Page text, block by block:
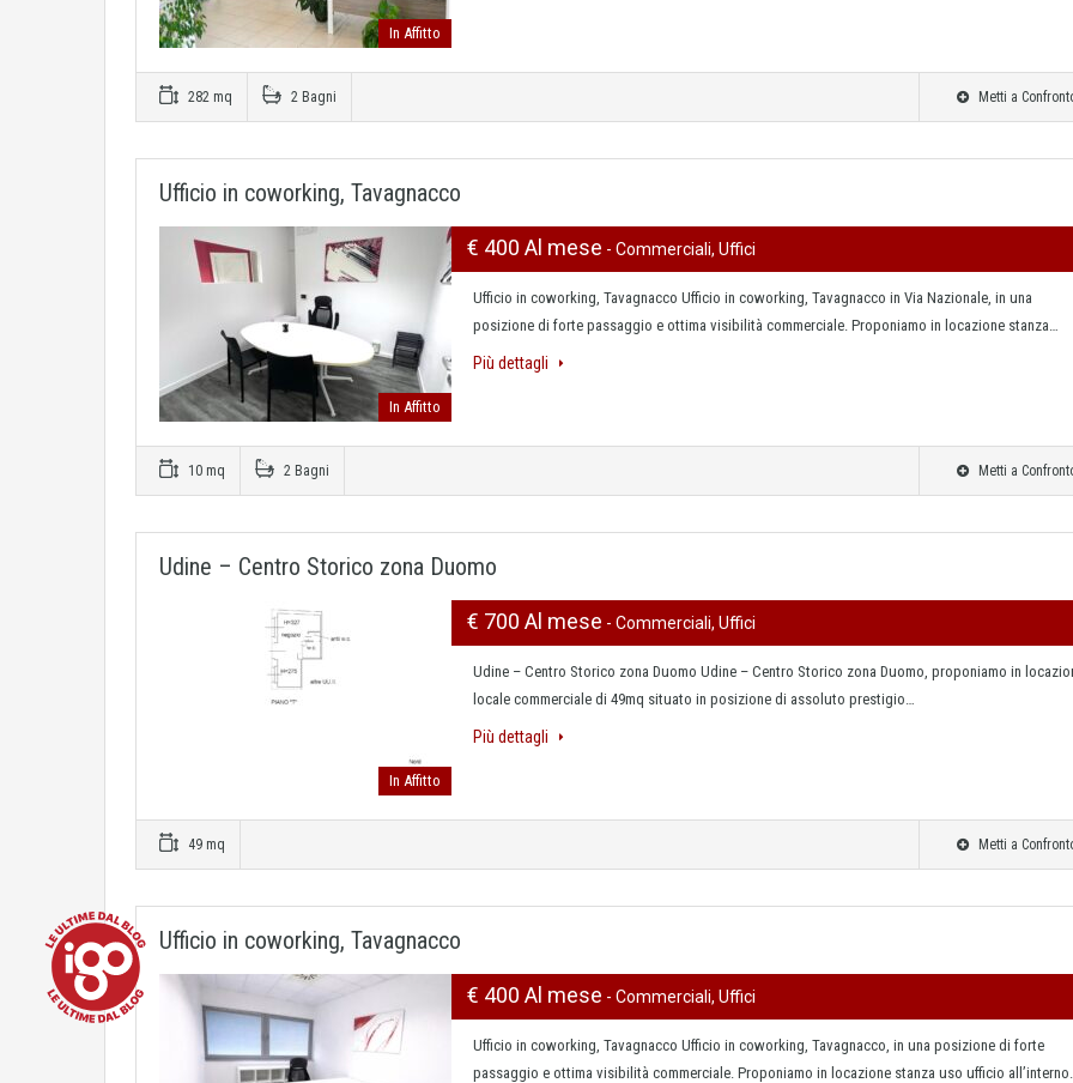
In Affitto
282 mq 2 Bagni Metti a
Ufficio in coworking, Tavagnacco
In Affitto
€ 400 Al mese - Commerciali, Uffici
Ufficio in coworking, Tavagnacco Ufficio in coworking, Tavagnacco in Via Nazionale, in una
posizione di forte passaggio e ottima visibilità commerciale. Proponiamo in locazione stanza…
Più dettagli
10 mq 2 Bagni Metti a
Udine – Centro Storico zona Duomo
In Affitto
€ 700 Al mese - Commerciali, Uffici
Udine – Centro Storico zona Duomo Udine – Centro Storico zona Duomo, proponiamo in
locale commerciale di 49mq situato in posizione di assoluto prestigio…
Più dettagli
49 mq Metti a
Ufficio in coworking, Tavagnacco
€ 400 Al mese - Commerciali, Uffici
Ufficio in coworking, Tavagnacco Ufficio in coworking, Tavagnacco, in una posizione di forte
passaggio e ottima visibilità commerciale. Proponiamo in locazione stanza uso ufficio